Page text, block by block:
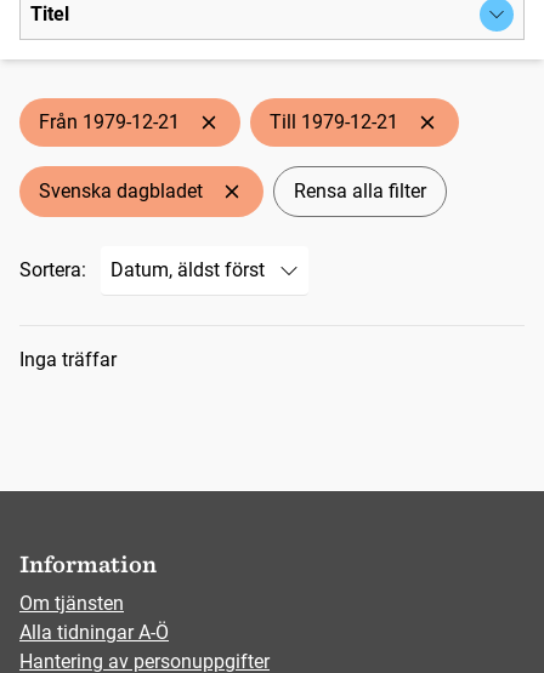
Titel
Från 1979-12-21 Till 1979-12-21
Svenska dagbladet Rensa alla filter
Sortera:
Sökresultat
Inga träffar
Information
Om tjänsten
Alla tidningar A-Ö
Hantering av personuppgifter